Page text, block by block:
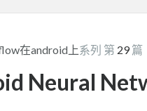
在android上系列 第 29篇
Neural